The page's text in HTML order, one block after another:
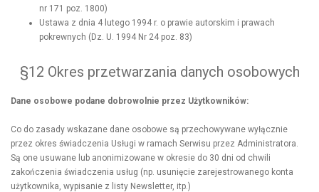
nr 171 poz. 1800)
Ustawa z dnia 4 lutego 1994 r. o prawie autorskim i prawach
pokrewnych (Dz. U. 1994 Nr 24 poz. 83)
§12 Okres przetwarzania danych osobowych
Dane osobowe podane dobrowolnie przez Użytkowników:
Co do zasady wskazane dane osobowe są przechowywane wyłącznie
przez okres świadczenia Usługi w ramach Serwisu przez Administratora.
Są one usuwane lub anonimizowane w okresie do 30 dni od chwili
zakończenia świadczenia usług (np. usunięcie zarejestrowanego konta
użytkownika, wypisanie z listy Newsletter, itp.)